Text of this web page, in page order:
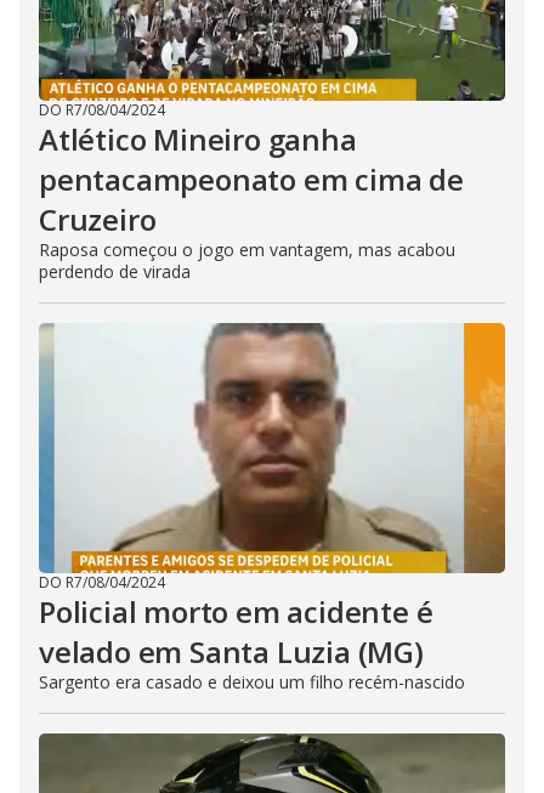
DO R7/08/04/2024
Atlético Mineiro ganha
pentacampeonato em cima de
Cruzeiro
Raposa começou o jogo em vantagem, mas acabou
perdendo de virada
DO R7/08/04/2024
Policial morto em acidente é
velado em Santa Luzia (MG)
Sargento era casado e deixou um filho recém-nascido